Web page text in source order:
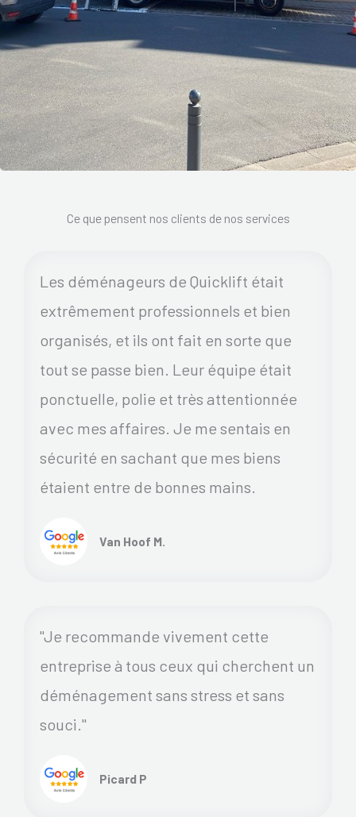
Ce que pensent nos clients de nos services
Les déménageurs de Quicklift était
extrêmement professionnels et bien
organisés, et ils ont fait en sorte que
tout se passe bien. Leur équipe était
ponctuelle, polie et très attentionnée
avec mes affaires. Je me sentais en
sécurité en sachant que mes biens
étaient entre de bonnes mains.
Van Hoof M.
"Je recommande vivement cette
entreprise à tous ceux qui cherchent un
déménagement sans stress et sans
souci."
Picard P